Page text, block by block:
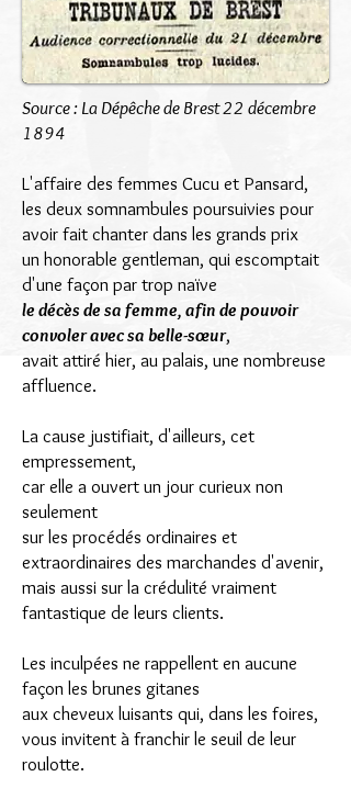
Source : La Dépêche de Brest 22 décembre
1894
L'affaire des femmes Cucu et Pansard,
les deux somnambules poursuivies pour
avoir fait chanter dans les grands prix
un honorable gentleman, qui escomptait
d'une façon par trop naïve
le décès de sa femme, afin de pouvoir
convoler avec sa belle-sœur,
avait attiré hier, au palais, une nombreuse
affluence.
La cause justifiait, d'ailleurs, cet
empressement,
car elle a ouvert un jour curieux non
seulement
sur les procédés ordinaires et
extraordinaires des marchandes d'avenir,
mais aussi sur la crédulité vraiment
fantastique de leurs clients.
Les inculpées ne rappellent en aucune
façon les brunes gitanes
aux cheveux luisants qui, dans les foires,
vous invitent à franchir le seuil de leur
roulotte.